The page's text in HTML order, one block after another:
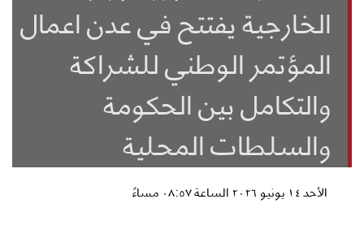
الخارجية يفتتح في عدن اعمال
المؤتمر الوطني للشراكة
والتكامل بين الحكومة
والسلطات المحلية
الأحد ١٤ يونيو ٢٠٢٦ الساعة ٠٨:٥٧ مساءً